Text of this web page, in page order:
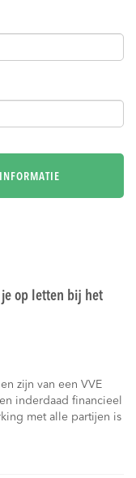
je op letten bij het
zijn van een VVE
inderdaad financieel
met alle partijen is